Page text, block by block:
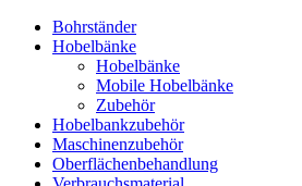
Bohrständer
Hobelbänke
Hobelbänke
Mobile Hobelbänke
Zubehör
Hobelbankzubehör
Maschinenzubehör
Oberflächenbehandlung